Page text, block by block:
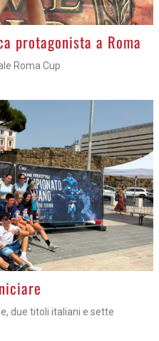
protagonista a Roma
Roma Cup
due titoli italiani e sette